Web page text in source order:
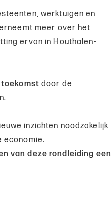
werktuigen en
meer over het
ervan in Houthalen-
toekomst door de
inzichten noodzakelijk
economie.
van deze rondleiding een